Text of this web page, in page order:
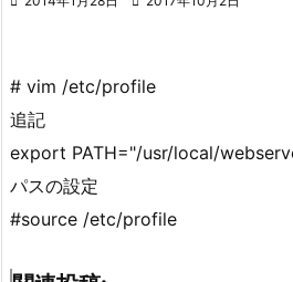
# vim /etc/profile
追記
export PATH="/usr/local/
パスの設定
#source /etc/profile